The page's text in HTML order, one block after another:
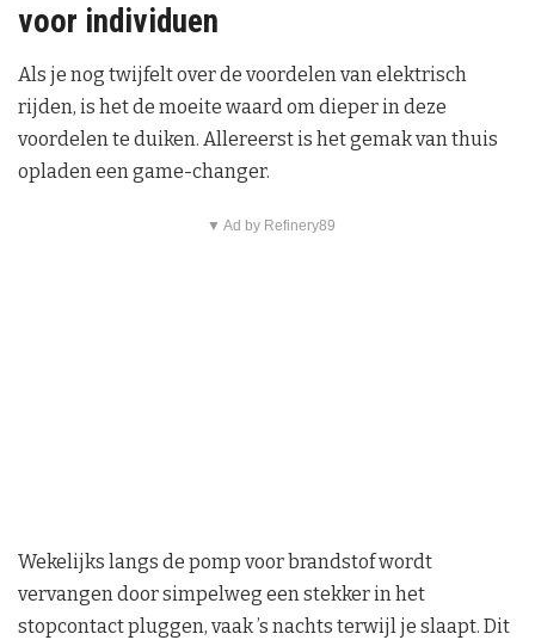
voor individuen
Als je nog twijfelt over de voordelen van elektrisch
rijden, is het de moeite waard om dieper in deze
voordelen te duiken. Allereerst is het gemak van thuis
opladen een game-changer.
▼ Ad by Refinery89
Wekelijks langs de pomp voor brandstof wordt
vervangen door simpelweg een stekker in het
stopcontact pluggen, vaak ’s nachts terwijl je slaapt. Dit